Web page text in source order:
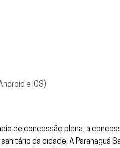
e iOS)
de concessão plena, a
da cidade. A Paranaguá